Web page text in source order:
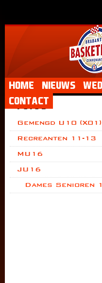
Home Nieuws
Contact
Foto's
Gemengd U10 (X01)
Recreanten 11-13
MU16
JU16
Dames Senioren 1